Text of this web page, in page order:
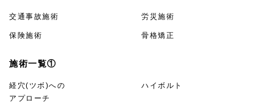
交通事故施術 労災施術
保険施術 骨格矯正
施術一覧①
経穴(ツボ)への
アプローチ
ハイボルト